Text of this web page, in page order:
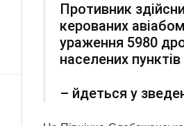
Противник
керованих
ураження 5980
населених
– йдеться у